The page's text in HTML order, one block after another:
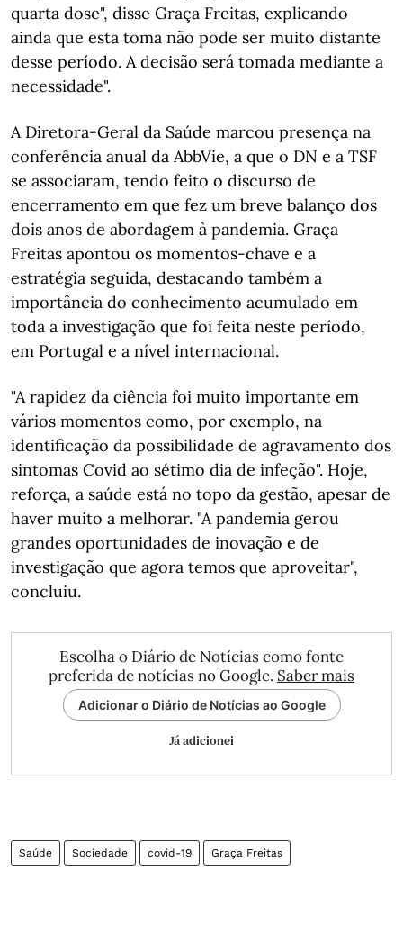
quarta dose", disse Graça Freitas, explicando
ainda que esta toma não pode ser muito distante
desse período. A decisão será tomada mediante a
necessidade".
A Diretora-Geral da Saúde marcou presença na
conferência anual da AbbVie, a que o DN e a TSF
se associaram, tendo feito o discurso de
encerramento em que fez um breve balanço dos
dois anos de abordagem à pandemia. Graça
Freitas apontou os momentos-chave e a
estratégia seguida, destacando também a
importância do conhecimento acumulado em
toda a investigação que foi feita neste período,
em Portugal e a nível internacional.
"A rapidez da ciência foi muito importante em
vários momentos como, por exemplo, na
identificação da possibilidade de agravamento dos
sintomas Covid ao sétimo dia de infeção". Hoje,
reforça, a saúde está no topo da gestão, apesar de
haver muito a melhorar. "A pandemia gerou
grandes oportunidades de inovação e de
investigação que agora temos que aproveitar",
concluiu.
Escolha o Diário de Notícias como fonte
preferida de notícias no Google. Saber mais
Adicionar o Diário de Notícias ao Google
Já adicionei
Saúde Sociedade covid-19 Graça Freitas